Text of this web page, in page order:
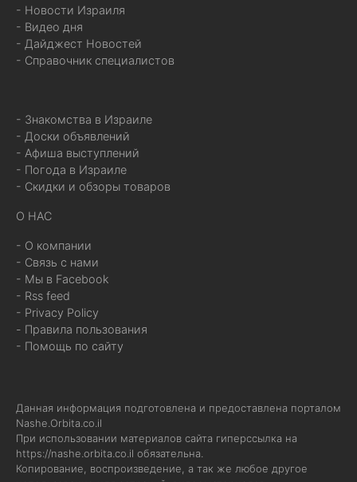
- Новости Израиля
- Видео дня
- Дайджест Новостей
- Справочник специалистов
- Знакомства в Израиле
- Доски объявлений
- Афиша выступлений
- Погода в Израиле
- Скидки и обзоры товаров
О НАС
- О компании
- Связь с нами
- Мы в Facebook
- Rss feed
- Privacy Policy
- Правила пользования
- Помощь по сайту
Данная информация подготовлена и предоставлена порталом
Nashe.Orbita.co.il
При использовании материалов сайта гиперссылка на
https://nashe.orbita.co.il обязательна.
Копирование, воспроизведение, а так же любое другое